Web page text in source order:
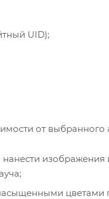
UID);
от выбранного
нанести
цветами